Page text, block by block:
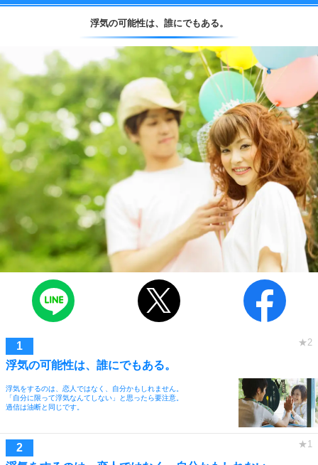
浮気の可能性は、 誰にでもある。
浮気の可能性は、誰にでもある。
浮気をするのは、恋人ではなく、自分かもしれません。
「自分に限って浮気なんてしない」と思ったら要注意。
過信は油断と同じです。